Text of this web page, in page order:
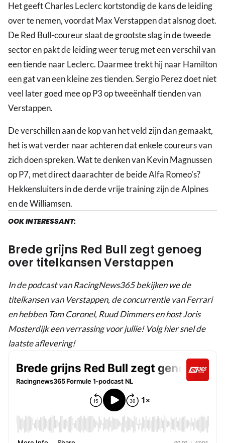
Het geeft Charles Leclerc kortstondig de kans de leiding
over te nemen, voordat Max Verstappen dat alsnog doet.
De Red Bull-coureur slaat de grootste slag in de tweede
sector en pakt de leiding weer terug met een verschil van
een tiende naar Leclerc. Daarmee trekt hij naar Hamilton
een gat van een kleine zes tienden. Sergio Perez doet niet
veel later goed mee op P3 op tweeënhalf tienden van
Verstappen.
De verschillen aan de kop van het veld zijn dan gemaakt,
het is wat verder naar achteren dat enkele coureurs van
zich doen spreken. Wat te denken van Kevin Magnussen
op P7, met direct daarachter de beide Alfa Romeo's?
Hekkensluiters in de derde vrije training zijn de Alpines
en de Williamsen.
OOK INTERESSANT:
Brede grijns Red Bull zegt genoeg
over titelkansen Verstappen
In de podcast van RacingNews365 bekijken we de
titelkansen van Verstappen, de concurrentie van Ferrari
en hebben Tom Coronel, Ruud Dimmers en host Joris
Mosterdijk een verrassing voor jullie! Volg hier snel de
laatste aflevering!